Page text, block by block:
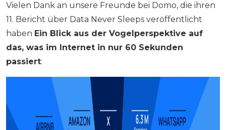
Vielen Dank an unsere Freunde bei Domo, die ihren
11. Bericht über Data Never Sleeps veröffentlicht
haben Ein Blick aus der Vogelperspektive auf
das, was im Internet in nur 60 Sekunden
passiert: